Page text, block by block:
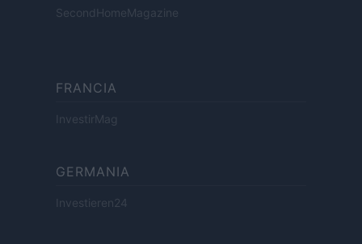
SecondHomeMagazine
FRANCIA
InvestirMag
GERMANIA
Investieren24